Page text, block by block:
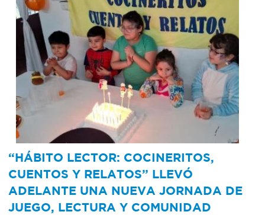
“HÁBITO LECTOR: COCINERITOS,
CUENTOS Y RELATOS” LLEVÓ
ADELANTE UNA NUEVA JORNADA DE
JUEGO, LECTURA Y COMUNIDAD